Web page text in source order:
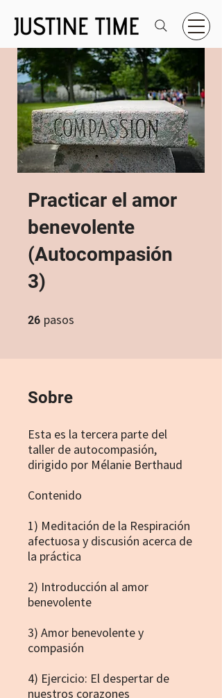
Practicar el amor
benevolente
(Autocompasión
3)
26 pasos
Sobre
Esta es la tercera parte del
taller de autocompasión,
dirigido por Mélanie Berthaud
Contenido
1) Meditación de la Respiración
afectuosa y discusión acerca de
la práctica
2) Introducción al amor
benevolente
3) Amor benevolente y
compasión
4) Ejercicio: El despertar de
nuestros corazones